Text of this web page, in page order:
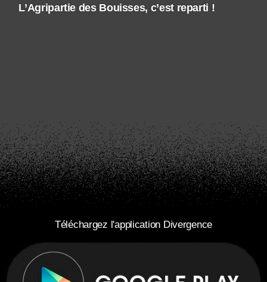
L’Agripartie des Bouisses, c’est reparti !
Téléchargez l'application Divergence